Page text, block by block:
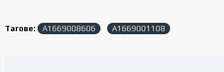
Тагове: A1669008606 A1669001108